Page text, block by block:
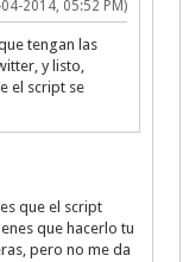
2014, 05:52 PM)
tengan las
y listo,
el script se
que el script
que hacerlo tu
pero no me da